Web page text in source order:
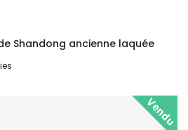
Shandong ancienne laquée
Vendu